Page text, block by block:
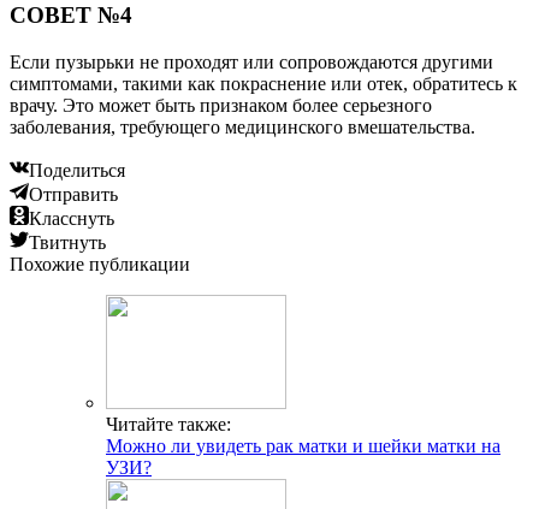
СОВЕТ №4
Если пузырьки не проходят или сопровождаются другими
симптомами, такими как покраснение или отек, обратитесь к
врачу. Это может быть признаком более серьезного
заболевания, требующего медицинского вмешательства.
Поделиться
Отправить
Класснуть
Твитнуть
Похожие публикации
Читайте также:
Можно ли увидеть рак матки и шейки матки на
УЗИ?